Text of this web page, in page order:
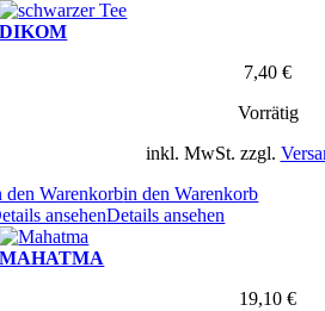
DIKOM
7,40 €
Vorrätig
inkl. MwSt. zzgl.
den Warenkorbin den Warenkorb
ansehenDetails ansehen
MAHATMA
19,10 €